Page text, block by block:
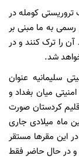
کومله در
به ما مبنی بر
آن را ترک کنند و در
شد.
سلیمانیه عنوان
میان بغداد و
کردستان صورت
ماه میلادی جاری
این مقرها مستقر
و در حال حاضر فقط